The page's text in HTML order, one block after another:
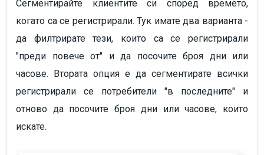
Сегментирайте клиентите си според времето,
когато са се регистрирали. Тук имате два варианта -
да филтрирате тези, които са се регистрирали
"преди повече от" и да посочите броя дни или
часове. Втората опция е да сегментирате всички
регистрирали се потребители "в последните" и
отново да посочите броя дни или часове, които
искате.